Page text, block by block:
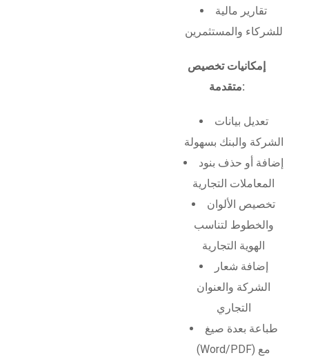
تقارير مالية
للشركاء والمستثمرين
إمكانيات تخصيص
متقدمة:
تعديل بيانات
الشركة والبنك بسهولة
إضافة أو حذف بنود
المعاملات التجارية
تخصيص الألوان
والخطوط لتناسب
الهوية التجارية
إضافة شعار
الشركة والعنوان
التجاري
طباعة بعدة صيغ
(Word/PDF) مع